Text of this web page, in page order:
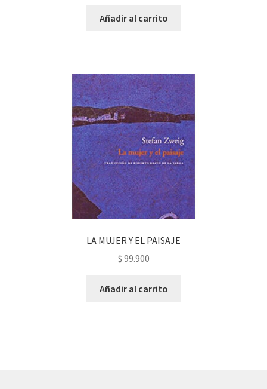
Añadir al carrito
LA MUJER Y EL PAISAJE
$ 99.900
Añadir al carrito